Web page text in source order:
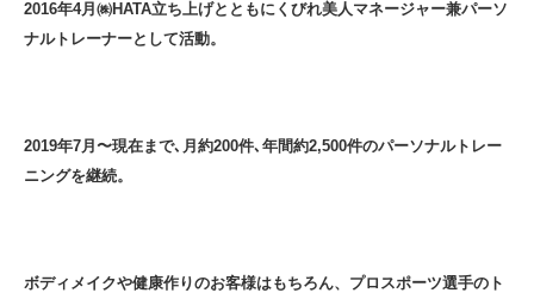
2016年4月㈱HATA立ち上げとともにくびれ美人マネージャー兼パーソ
ナルトレーナーとして活動。
2019年7月〜現在まで､月約200件､年間約2,500件のパーソナルトレー
ニングを継続。
ボディメイクや健康作りのお客様はもちろん、プロスポーツ選手のト